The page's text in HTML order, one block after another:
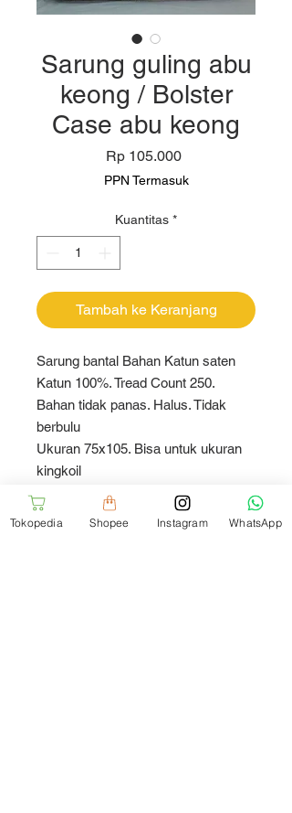
Sarung guling abu
keong / Bolster
Case abu keong
Rp 105.000Harga
PPN Termasuk
Kuantitas *
Tambah ke Keranjang
Sarung bantal Bahan Katun saten
Katun 100%. Tread Count 250.
Bahan tidak panas. Halus. Tidak
berbulu
Ukuran 75x105. Bisa untuk ukuran
kingkoil
Harga isi 2pcs
Tokopedia Shopee Instagram WhatsApp